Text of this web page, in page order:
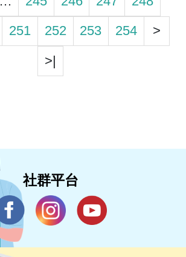
251 252 253 254
>
>|
社群平台